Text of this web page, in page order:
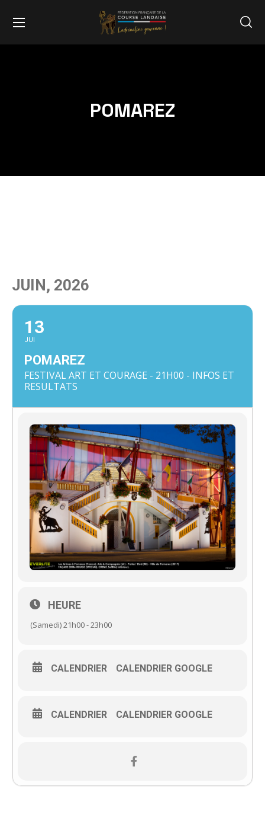
POMAREZ
JUIN, 2026
13
JUI
POMAREZ
FESTIVAL ART ET COURAGE - 21H00 - INFOS ET
RESULTATS
HEURE
(Samedi) 21h00 - 23h00
CALENDRIER CALENDRIER GOOGLE
CALENDRIER CALENDRIER GOOGLE